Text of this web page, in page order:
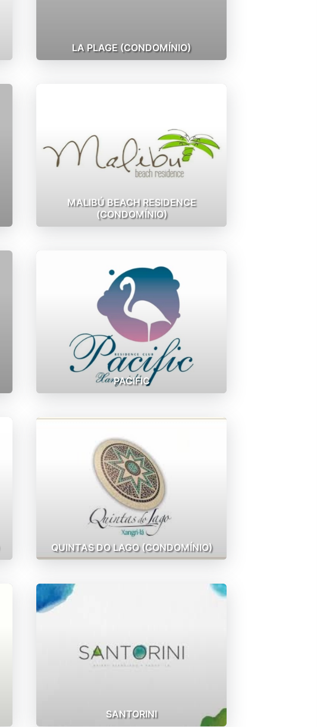
LA PLAGE (CONDOMÍNIO)
MALIBÚ BEACH RESIDENCE
(CONDOMÍNIO)
PACIFIC
QUINTAS DO LAGO (CONDOMÍNIO)
SANTORINI